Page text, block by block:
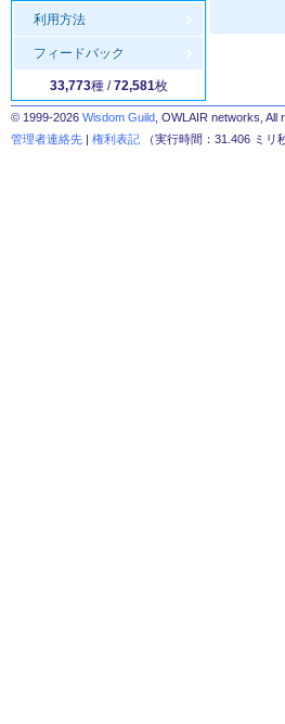
利用方法
フィードバック
33,773種 /72,581枚
© 1999-2026 Wisdom Guild , OWLAIR networks, All
管理者連絡先 | 権利表記 （実行時間：31.406 ミリ